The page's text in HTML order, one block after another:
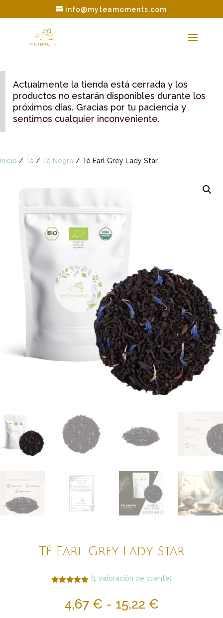
info@myteamoments.com
Actualmente la tienda está cerrada y los
productos no estarán disponibles durante los
próximos días. Gracias por tu paciencia y
sentimos cualquier inconveniente.
Inicio / Té / Té Negro / Té Earl Grey Lady Star
Té Earl Grey Lady Star
5 en base
valoración
(1 valoración de cliente)
4,67 € - 15,22 €